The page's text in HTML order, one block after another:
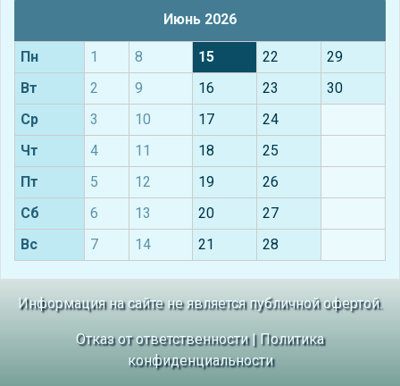
Июнь 2026
Пн 1 8 15 22
29
Вт
2 9 16 23
30
Ср
3 10 17
24
Чт
4 11 18
25
Пт
5 12 19
26
Сб
6 13 20
27
Вс
7 14 21 28
Информация на сайте не является публичной офертой.
Отказ от ответственности| Политика
конфиденциальности